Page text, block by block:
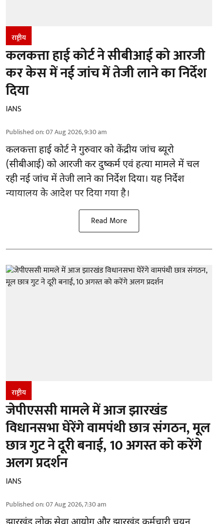
राष्ट्रीय
कलकत्ता हाई कोर्ट ने सीबीआई को आरजी
कर केस में नई जांच में तेजी लाने का निर्देश
दिया
IANS
Published on:07 Aug 2026, 9:30 am
कलकत्ता हाई कोर्ट ने गुरुवार को केंद्रीय जांच ब्यूरो
(सीबीआई) कोआरजी कर दुष्कर्म एवं हत्या मामलेमें चल
रही नई जांच में तेजी लाने का निर्देश दिया। यह निर्देश
न्यायालय के आदेश पर दिया गया है।
Read More
राष्ट्रीय
जेपीएससी मामले में आज झारखंड
विधानसभा घेरेंगे वामपंथी छात्र संगठन, मूल
छात्र गुट ने दूरी बनाई, 10 अगस्त को करेंगे
अलग प्रदर्शन
IANS
Published on:07 Aug 2026, 7:30 am